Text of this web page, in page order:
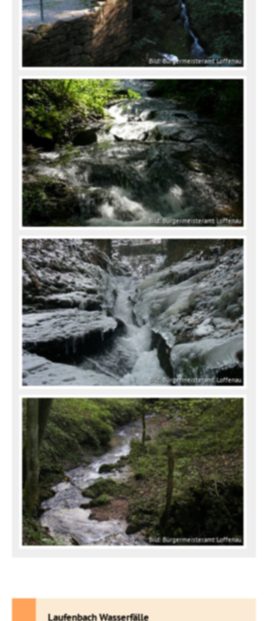
Bild: Bürgermeisteramt Loffenau
Bild: Bürgermeisteramt Loffenau
Bild: Bürgermeisteramt Loffenau
Bild: Bürgermeisteramt Loffenau
Laufenbach Wasserfälle